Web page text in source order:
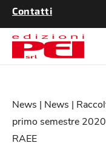
Contatti
News | News |
primo semestre
RAEE